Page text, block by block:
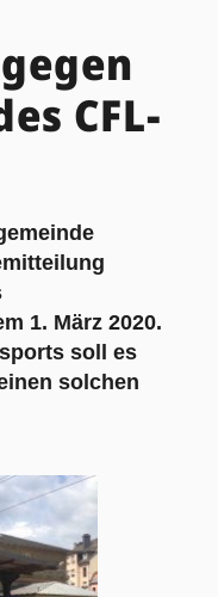
CFL-
1. März 2020.
soll es
solchen